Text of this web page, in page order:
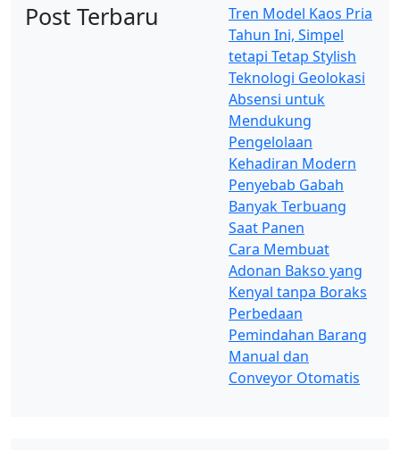
Post Terbaru
Tren Model Kaos Pria
Tahun Ini, Simpel
tetapi Tetap Stylish
Teknologi Geolokasi
Absensi untuk
Mendukung
Pengelolaan
Kehadiran Modern
Penyebab Gabah
Banyak Terbuang
Saat Panen
Cara Membuat
Adonan Bakso yang
Kenyal tanpa Boraks
Perbedaan
Pemindahan Barang
Manual dan
Conveyor Otomatis